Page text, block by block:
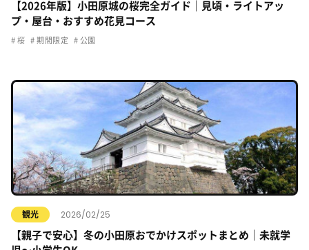
【2026年版】小田原城の桜完全ガイド｜見頃・ライトアッ
プ・屋台・おすすめ花見コース
桜 期間限定 公園
観光 2026/02/25
【親子で安心】冬の小田原おでかけスポットまとめ｜未就学